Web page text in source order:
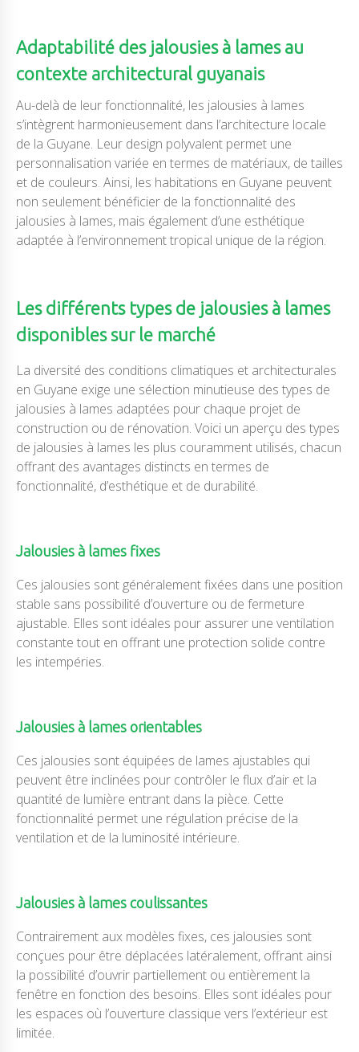
Adaptabilité des jalousies à lames au
contexte architectural guyanais
Au-delà de leur fonctionnalité, les jalousies à lames
s’intègrent harmonieusement dans l’architecture locale
de la Guyane. Leur design polyvalent permet une
personnalisation variée en termes de matériaux, de tailles
et de couleurs. Ainsi, les habitations en Guyane peuvent
non seulement bénéficier de la fonctionnalité des
jalousies à lames, mais également d’une esthétique
adaptée à l’environnement tropical unique de la région.
Les différents types de jalousies à lames
disponibles sur le marché
La diversité des conditions climatiques et architecturales
en Guyane exige une sélection minutieuse des types de
jalousies à lames adaptées pour chaque projet de
construction ou de rénovation. Voici un aperçu des types
de jalousies à lames les plus couramment utilisés, chacun
offrant des avantages distincts en termes de
fonctionnalité, d’esthétique et de durabilité.
Jalousies à lames fixes
Ces jalousies sont généralement fixées dans une position
stable sans possibilité d’ouverture ou de fermeture
ajustable. Elles sont idéales pour assurer une ventilation
constante tout en offrant une protection solide contre
les intempéries.
Jalousies à lames orientables
Ces jalousies sont équipées de lames ajustables qui
peuvent être inclinées pour contrôler le flux d’air et la
quantité de lumière entrant dans la pièce. Cette
fonctionnalité permet une régulation précise de la
ventilation et de la luminosité intérieure.
Jalousies à lames coulissantes
Contrairement aux modèles fixes, ces jalousies sont
conçues pour être déplacées latéralement, offrant ainsi
la possibilité d’ouvrir partiellement ou entièrement la
fenêtre en fonction des besoins. Elles sont idéales pour
les espaces où l’ouverture classique vers l’extérieur est
limitée.